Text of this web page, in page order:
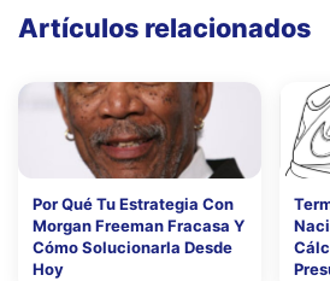
Artículos relacionados
Por Qué Tu Estrategia Con
Morgan Freeman Fracasa Y
Cómo Solucionarla Desde
Hoy